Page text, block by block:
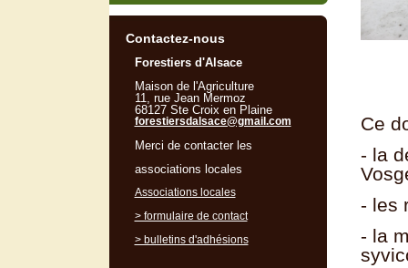
Ce
- la
- les
- la
Contactez-nous
Forestiers d'Alsace
Maison de l'Agriculture
11, rue Jean Mermoz
68127 Ste Croix en Plaine
forestiersdalsace@gmail.com
Merci de contacter les
associations locales
Associations locales
> formulaire de contact
> bulletins d'adhésions